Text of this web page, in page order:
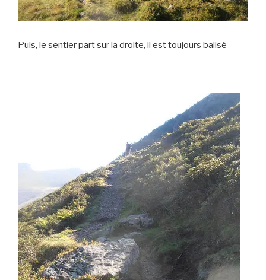
Puis, le sentier part sur la droite, il est toujours balisé